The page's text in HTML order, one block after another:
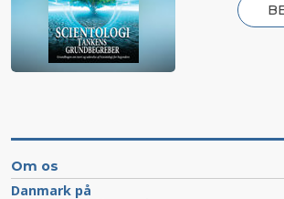
Om os
Danmark på